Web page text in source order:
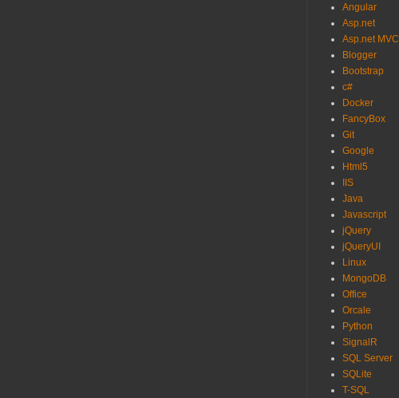
Angular
Asp.net
Asp.net MVC
Blogger
Bootstrap
c#
Docker
FancyBox
Git
Google
Html5
IIS
Java
Javascript
jQuery
jQueryUI
Linux
MongoDB
Office
Orcale
Python
SignalR
SQL Server
SQLite
T-SQL